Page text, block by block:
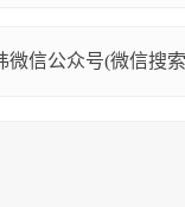
微信公众号(微信搜